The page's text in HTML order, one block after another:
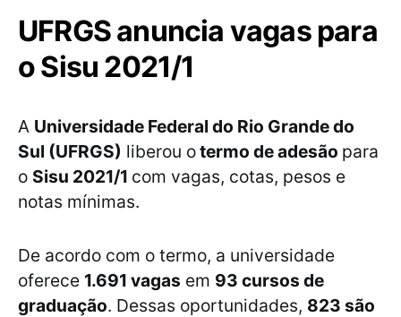
UFRGS anuncia vagas para
o Sisu 2021/1
A Universidade Federal do Rio Grande do
Sul (UFRGS) liberou otermo de adesão para
o Sisu 2021/1 com vagas, cotas, pesos e
notas mínimas.
De acordo com o termo, a universidade
oferece 1.691 vagas em 93 cursos de
graduação. Dessas oportunidades, 823 são